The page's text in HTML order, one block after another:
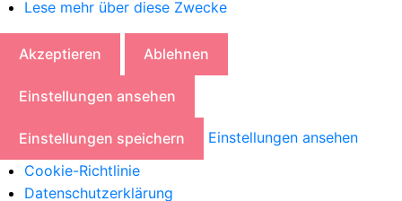
Lese mehr über diese Zwecke
Akzeptieren Ablehnen
Einstellungen ansehen
Einstellungen speichern
Einstellungen ansehen
Cookie-Richtlinie
Datenschutzerklärung